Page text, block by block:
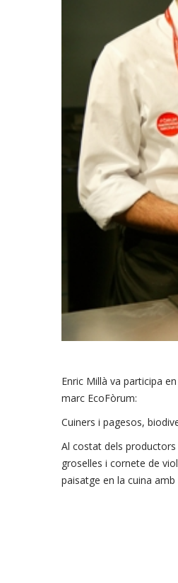
Enric Millà va participa
marc EcoFòrum:
Cuiners i pagesos,
Al costat dels
groselles i cornete de
paisatge en la cuina